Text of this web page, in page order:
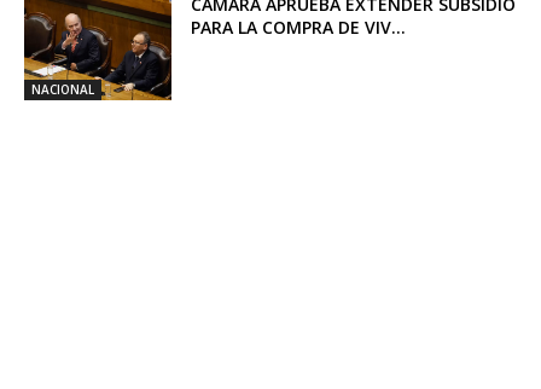
NACIONAL
PARA LA COMPRA DE VIV...